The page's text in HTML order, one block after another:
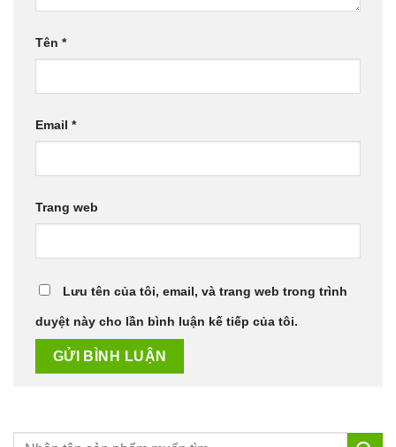
Tên *
Email *
Trang web
Lưu tên của tôi, email, và trang web trong trình
duyệt này cho lần bình luận kế tiếp của tôi.